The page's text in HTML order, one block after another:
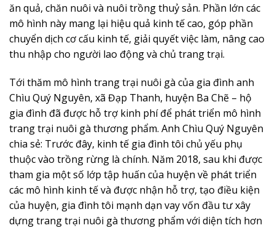
ăn quả, chăn nuôi và nuôi trồng thuỷ sản. Phần lớn các
mô hình này mang lại hiệu quả kinh tế cao, góp phần
chuyển dịch cơ cấu kinh tế, giải quyết việc làm, nâng cao
thu nhập cho người lao động và chủ trang trại.
Tới thăm mô hình trang trại nuôi gà của gia đình anh
Chìu Quý Nguyên, xã Đạp Thanh, huyện Ba Chẽ – hộ
gia đình đã được hỗ trợ kinh phí để phát triển mô hình
trang trại nuôi gà thương phẩm. Anh Chìu Quý Nguyên
chia sẻ: Trước đây, kinh tế gia đình tôi chủ yếu phụ
thuộc vào trồng rừng là chính. Năm 2018, sau khi được
tham gia một số lớp tập huấn của huyện về phát triển
các mô hình kinh tế và được nhận hỗ trợ, tạo điều kiện
của huyện, gia đình tôi mạnh dạn vay vốn đầu tư xây
dựng trang trại nuôi gà thương phẩm với diện tích hơn